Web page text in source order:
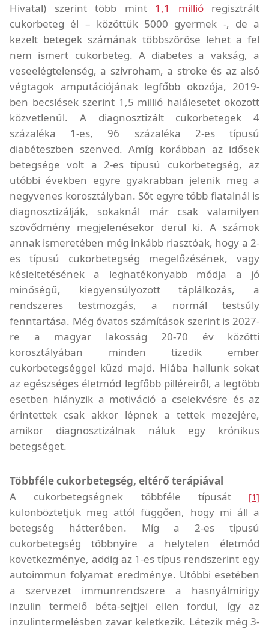
Hivatal) szerint több mint 1,1 millióregisztrált
cukorbeteg él – közöttük 5000 gyermek -, de a
kezelt betegek számának többszöröse lehet a fel
nem ismert cukorbeteg. A diabetes a vakság, a
veseelégtelenség, a szívroham, a stroke és az alsó
végtagok amputációjának legfőbb okozója, 2019-
ben becslések szerint 1,5 millió halálesetet okozott
közvetlenül. A diagnosztizált cukorbetegek 4
százaléka 1-es, 96 százaléka 2-es típusú
diabéteszben szenved. Amíg korábban az idősek
betegsége volt a 2-es típusú cukorbetegség, az
utóbbi években egyre gyakrabban jelenik meg a
negyvenes korosztályban. Sőt egyre több fiatalnál is
diagnosztizálják, sokaknál már csak valamilyen
szövődmény megjelenésekor derül ki.A számok
annak ismeretében még inkább riasztóak, hogy a 2-
es típusú cukorbetegség megelőzésének, vagy
késleltetésének a leghatékonyabb módja a jó
minőségű, kiegyensúlyozott táplálkozás, a
rendszeres testmozgás, a normál testsúly
fenntartása. Még óvatos számítások szerint is 2027-
re a magyar lakosság 20-70 év közötti
korosztályában minden tizedik ember
cukorbetegséggel küzd majd. Hiába hallunk sokat
az egészséges életmód legfőbb pilléreiről, a legtöbb
esetben hiányzik a motiváció a cselekvésre és az
érintettek csak akkor lépnek a tettek mezejére,
amikor diagnosztizálnak náluk egy krónikus
betegséget.
Többféle cukorbetegség, eltérő terápiával
A cukorbetegségnek többféle típusát
[1]
különböztetjük meg attól függően, hogy mi áll a
betegség hátterében. Míg a 2-es típusú
cukorbetegség többnyire a helytelen életmód
következménye, addig az 1-es típus rendszerint egy
autoimmun folyamat eredménye. Utóbbi esetében
a szervezet immunrendszere a hasnyálmirigy
inzulin termelő béta-sejtjei ellen fordul, így az
inzulintermelésben zavar keletkezik. Létezik még 3-